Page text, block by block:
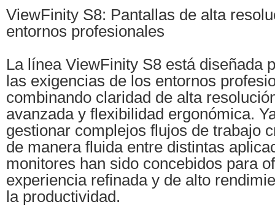
ViewFinity S8: Pantallas de alta
entornos profesionales
La línea ViewFinity S8 está diseñada
las exigencias de los entornos
combinando claridad de alta
avanzada y flexibilidad ergonómica.
gestionar complejos flujos de trabajo
de manera fluida entre distintas
monitores han sido concebidos para
experiencia refinada y de alto
la productividad.